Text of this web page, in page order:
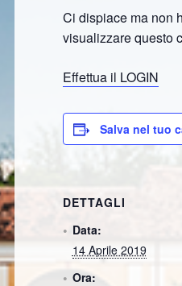
Ci dispiace ma non
visualizzare questo
Effettua il LOGIN
Salva nel tuo
DETTAGLI
Data:
14 Aprile 2019
Ora: